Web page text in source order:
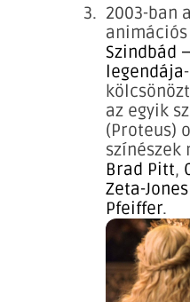
2003-ban
Szindbád
legendája
az egyik
(Proteus)
Brad Pitt,
Zeta-Jones
Pfeiffer.